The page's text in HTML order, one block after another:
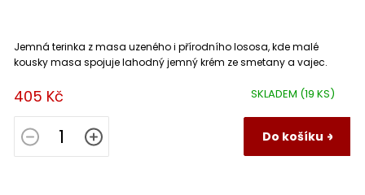
SKLADEM (19 KS)
405 Kč
Do košíku
Jemná terinka z masa uzeného i přírodního lososa, kde malé
kousky masa spojuje lahodný jemný krém ze smetany a vajec.